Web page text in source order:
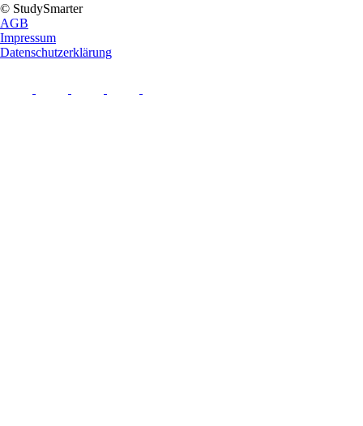
© StudySmarter
AGB
Impressum
Datenschutzerklärung